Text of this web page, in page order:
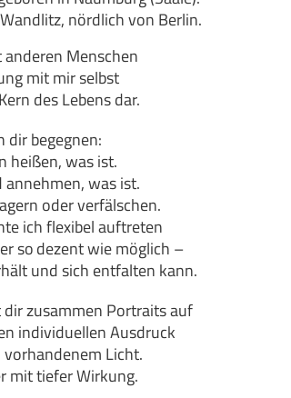
nördlich von Berlin.
Menschen
mit mir selbst
des Lebens dar.
dir begegnen:
heißen, was ist.
was ist.
oder verfälschen.
ich flexibelauftreten
sodezent wie möglich –
und sich entfalten kann.
zusammen Portraits auf
individuellen Ausdruck
Licht.
mit tiefer Wirkung.